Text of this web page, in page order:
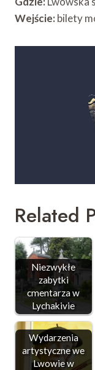
Wejście: bilety
Related
Niezwykłe
zabytki
cmentarza w
Lychakivie
Wydarzenia
artystyczne we
Lwowie w